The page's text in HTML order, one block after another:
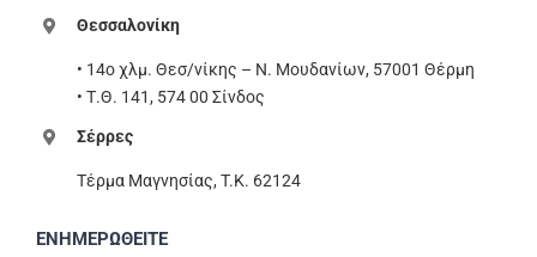
Θεσσαλονίκη
• 14ο χλμ. Θεσ/νίκης – Ν. Μουδανίων, 57001 Θέρμη
• Τ.Θ. 141, 574 00 Σίνδος
Σέρρες
Τέρμα Μαγνησίας, T.K. 62124
ΕΝΗΜΕΡΩΘΕΙΤΕ